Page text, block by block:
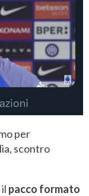
per
scontro
pacco formato